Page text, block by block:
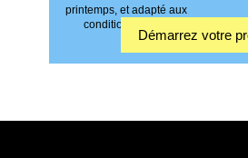
printemps, et adapté aux
conditions météo
Démarrez votre